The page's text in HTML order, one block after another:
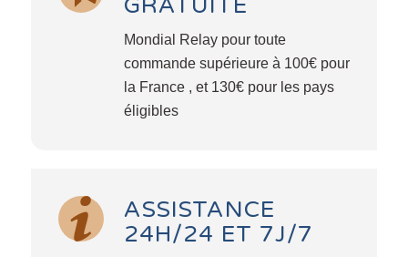
GRATUITE
Mondial Relay pour toute
commande supérieure à 100€ pour
la France , et 130€ pour les pays
éligibles
ASSISTANCE
24H/24 ET 7J/7